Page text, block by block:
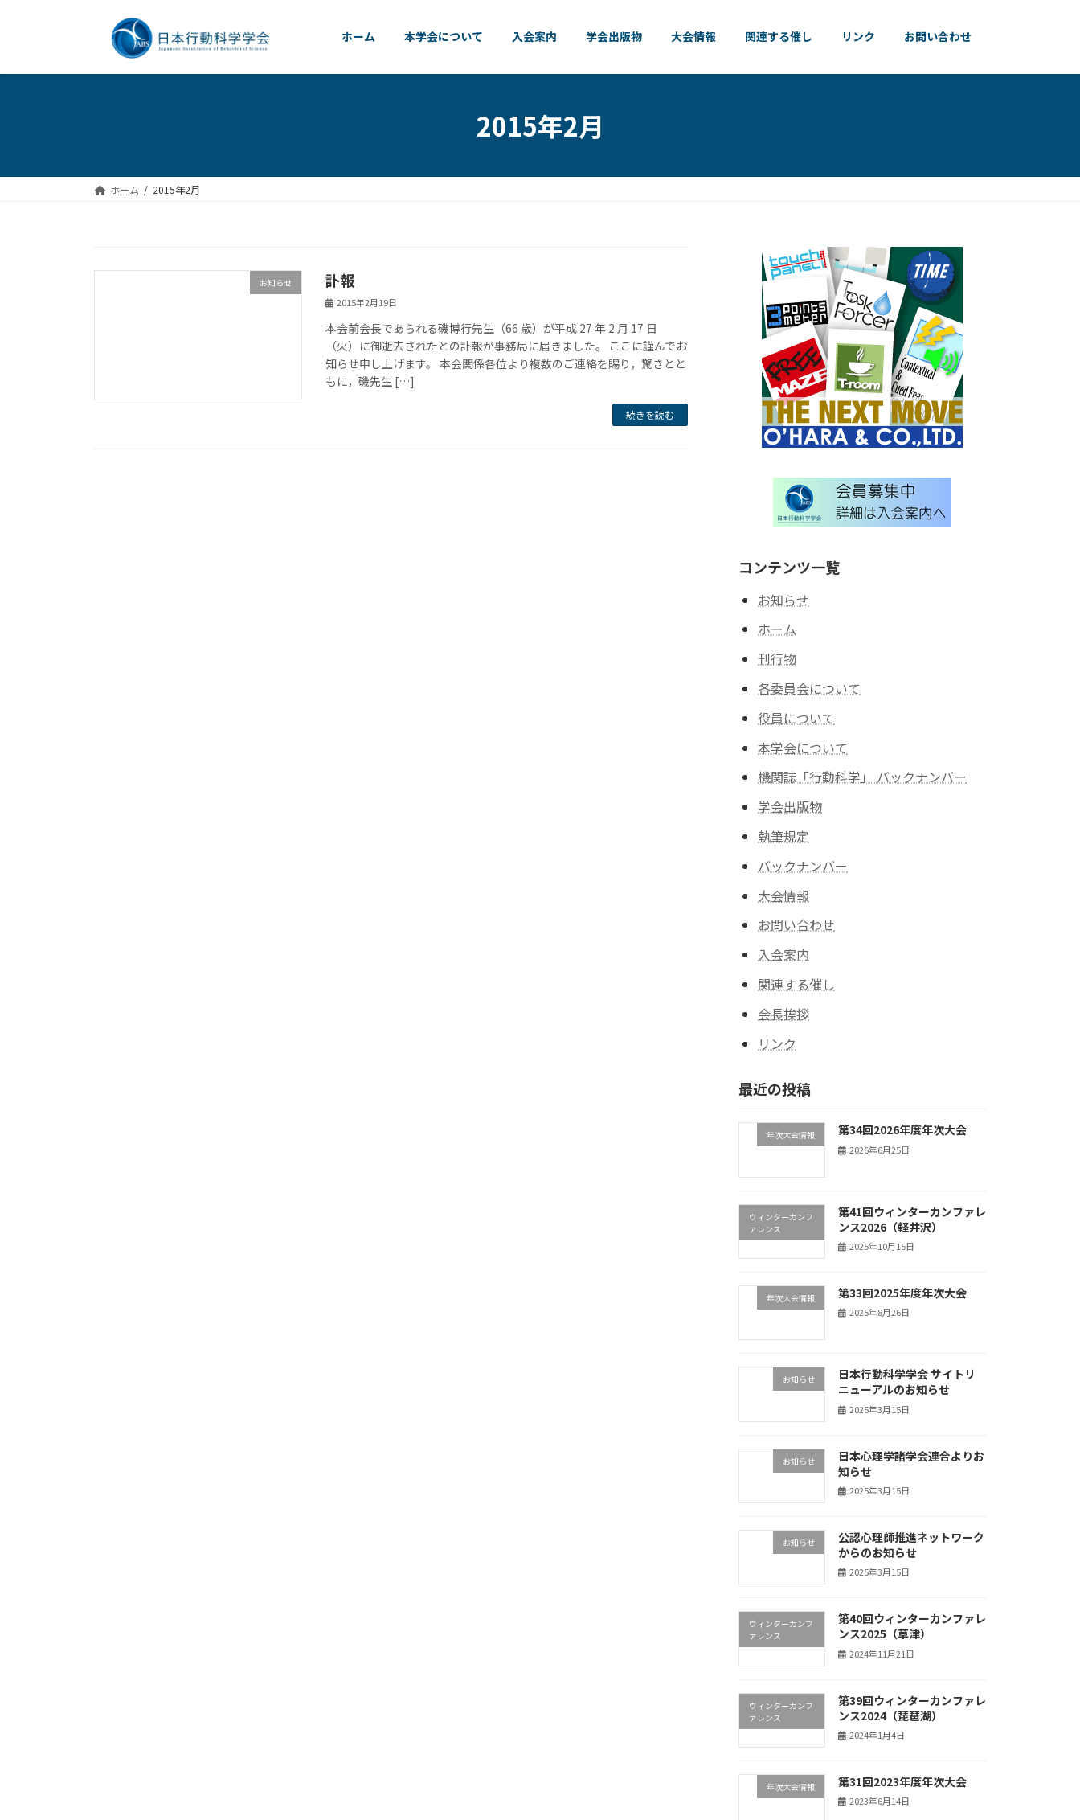
プ
動
ホーム 本学会について 入会案内 学会出版物 大会情報 関連する催し リンク お問い合わせ
2015年2月
ホーム 2015年2月
お知らせ 訃報
2015年2月19日
本会前会長であられる磯博行先生（66 歳）が平成 27 年 2 月 17 日
（火）に御逝去されたとの訃報が事務局に届きました。 ここに謹んでお
知らせ申し上げます。 本会関係各位より複数のご連絡を賜り，驚きとと
もに，磯先生 […]
続きを読む
コンテンツ一覧
お知らせ
ホーム
刊行物
各委員会について
役員について
本学会について
機関誌「行動科学」 バックナンバー
学会出版物
執筆規定
バックナンバー
大会情報
お問い合わせ
入会案内
関連する催し
会長挨拶
リンク
最近の投稿
年次大会情報 第34回2026年度年次大会
2026年6月25日
ウィンターカンフ
ァレンス
第41回ウィンターカンファレ
ンス2026（軽井沢）
2025年10月15日
年次大会情報 第33回2025年度年次大会
2025年8月26日
お知らせ
日本行動科学学会 サイトリ
ニューアルのお知らせ
2025年3月15日
お知らせ
日本心理学諸学会連合よりお
知らせ
2025年3月15日
お知らせ
公認心理師推進ネットワーク
からのお知らせ
2025年3月15日
ウィンターカンフ
ァレンス
第40回ウィンターカンファレ
ンス2025（草津）
2024年11月21日
ウィンターカンフ
ァレンス
第39回ウィンターカンファレ
ンス2024（琵琶湖）
2024年1月4日
年次大会情報 第31回2023年度年次大会
2023年6月14日